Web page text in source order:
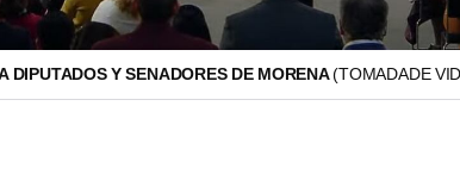
DIPUTADOS Y SENADORES DE MORENA(TOMADADE